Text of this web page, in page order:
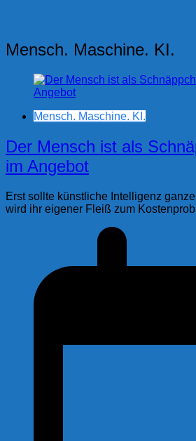
Mensch. Maschine. KI.
Mensch. Maschine. KI.
Der Mensch ist als
im Angebot
Erst sollte künstliche Intelligenz
wird ihr eigener Fleiß zum